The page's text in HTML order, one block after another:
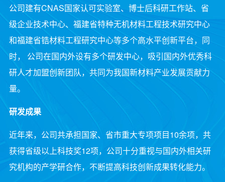
公司建有CNAS国家认可实验室、博士后科研工作站、省
级企业技术中心、福建省特种无机材料工程技术研究中心
和福建省锆材料工程研究中心等多个高水平创新平台，同
时， 公司在国内外设有多个研发中心，吸引国内外优秀科
研人才加盟创新团队，共同为我国新材料产业发展贡献力
量。
研发成果
近年来，公司共承担国家、省市重大专项项目10余项，共
获得省级以上科技奖12项，公司十分重视与国内外相关研
究机构的产学研合作，不断提高科技创新成果转化能力。